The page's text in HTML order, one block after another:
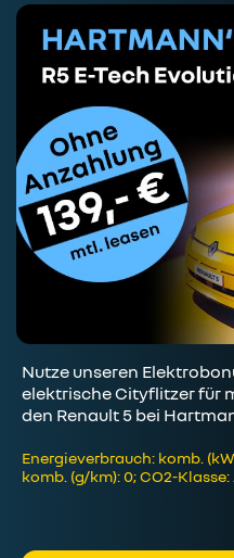
Nutze unseren
elektrische Cityflitzer für
den Renault 5 bei
Energieverbrauch: komb.
komb. (g/km): 0; CO2-Klasse: